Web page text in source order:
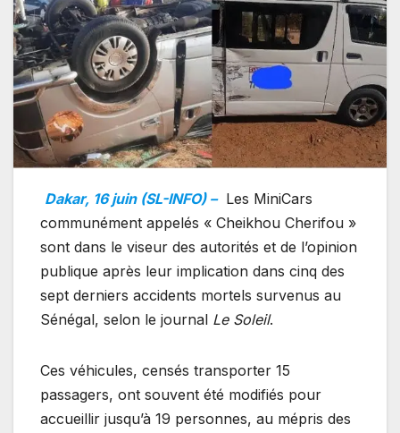
Dakar, 16 juin (SL-INFO) – Les MiniCars
communément appelés « Cheikhou Cherifou »
sont dans le viseur des autorités et de l’opinion
publique après leur implication dans cinq des
sept derniers accidents mortels survenus au
Sénégal, selon le journal Le Soleil.
Ces véhicules, censés transporter 15
passagers, ont souvent été modifiés pour
accueillir jusqu’à 19 personnes, au mépris des